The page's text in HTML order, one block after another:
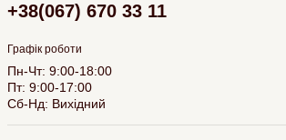
+38(067) 670 33 11
Графік роботи
Пн-Чт: 9:00-18:00
Пт: 9:00-17:00
Сб-Нд: Вихідний